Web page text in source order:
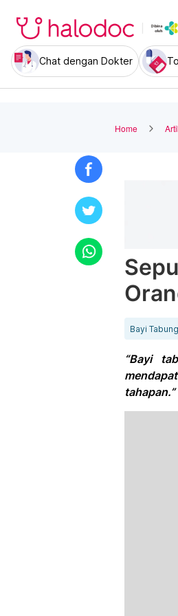
Chat dengan Dokter
Home
Bayi Tabung
“Bayi
tahapan.”